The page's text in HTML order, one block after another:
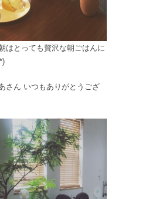
はとっても贅沢な朝ごはんに
さん いつもありがとうござ